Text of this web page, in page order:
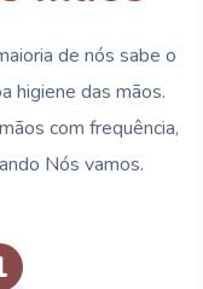
de nós sabe o
higiene das mãos.
com frequência,
Nós vamos.